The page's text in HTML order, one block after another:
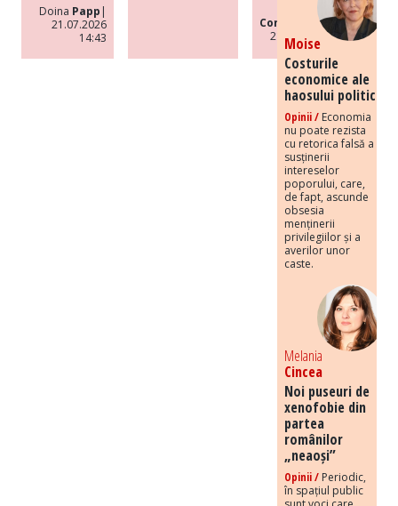
Doina Papp |
21.07.2026
14:43
Codrut
Constantinescu|
21.07.2026 14:37
Moise
Costurile
economice ale
haosului politic
Opinii / Economia
nu poate rezista
cu retorica falsă a
susținerii
intereselor
poporului, care,
de fapt, ascunde
obsesia
menținerii
privilegiilor și a
averilor unor
caste.
Melania
Cincea
Noi puseuri de
xenofobie din
partea
românilor
„neaoși”
Opinii / Periodic,
în spațiul public